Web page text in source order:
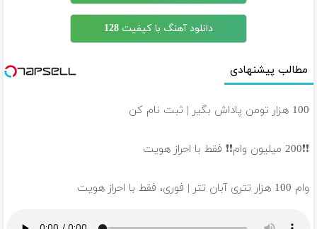
دانلود آهنگ با کیفیت 128
مطالب پیشنهادی
100 هزار تومن پاداش بگیر | ثبت نام کن
❗❗200 میلیون وام❗❗ فقط با احراز هویت
وام 100 هزار تتری آبان تتر | فوری، فقط با احراز هویت